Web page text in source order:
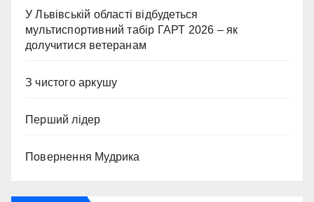
У Львівській області відбудеться
мультиспортивний табір ГАРТ 2026 – як
долучитися ветеранам
З чистого аркушу
Перший лідер
Повернення Мудрика